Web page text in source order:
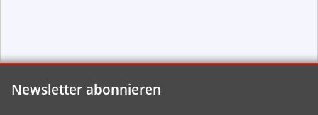
Newsletter abonnieren